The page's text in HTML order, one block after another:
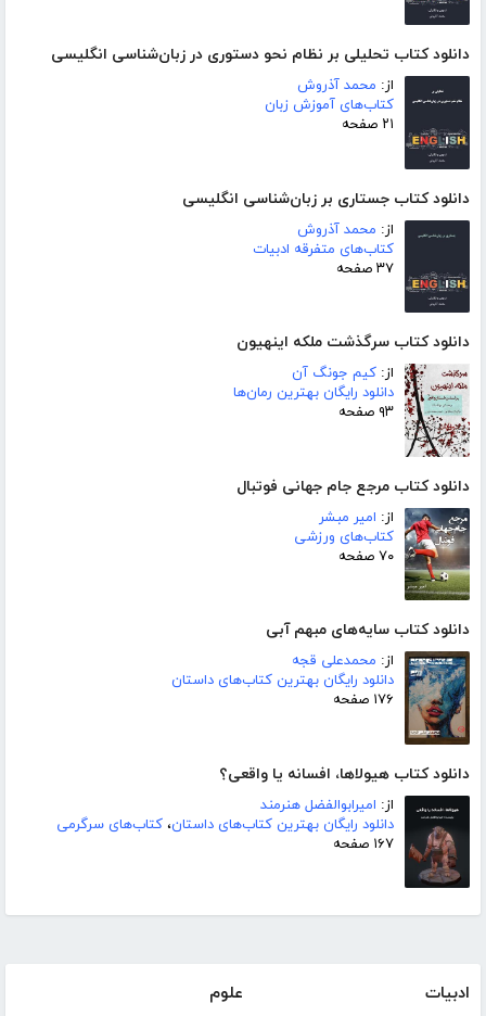
دانلود کتاب تحلیلی بر نظام نحو دستوری در زبان‌شناسی انگلیسی
از: محمد آذروش
کتاب‌های آموزش زبان
۲۱ صفحه
دانلود کتاب جستاری بر زبان‌شناسی انگلیسی
از: محمد آذروش
کتاب‌های متفرقه ادبیات
۳۷ صفحه
دانلود کتاب سرگذشت ملکه اینهیون
از: کیم جونگ آن
دانلود رایگان بهترین رمان‌ها
۹۳ صفحه
دانلود کتاب مرجع جام جهانی فوتبال
از: امیر مبشر
کتاب‌های ورزشی
۷۰ صفحه
دانلود کتاب سایه‌های مبهم آبی
از: محمدعلی قجه
دانلود رایگان بهترین کتاب‌های داستان
۱۷۶ صفحه
دانلود کتاب هیولاها، افسانه یا واقعی؟
از: امیرابوالفضل هنرمند
دانلود رایگان بهترین کتاب‌های داستان، کتاب‌های سرگرمی
۱۶۷ صفحه
ادبیات علوم